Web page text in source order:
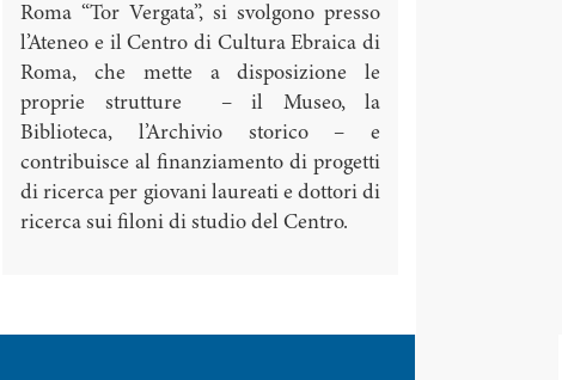
Roma “Tor Vergata”, si svolgono presso
l’Ateneo e il Centro di Cultura Ebraica di
Roma, che mette a disposizione le
proprie strutture – il Museo, la
Biblioteca, l’Archivio storico – e
contribuisce al finanziamento di progetti
di ricerca per giovani laureati e dottori di
ricerca sui filoni di studio del Centro.